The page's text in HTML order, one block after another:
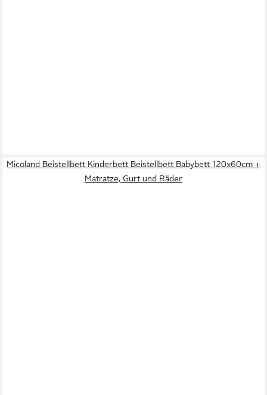
Micoland Beistellbett Kinderbett Beistellbett Babybett 120x60cm +
Matratze, Gurt und Räder